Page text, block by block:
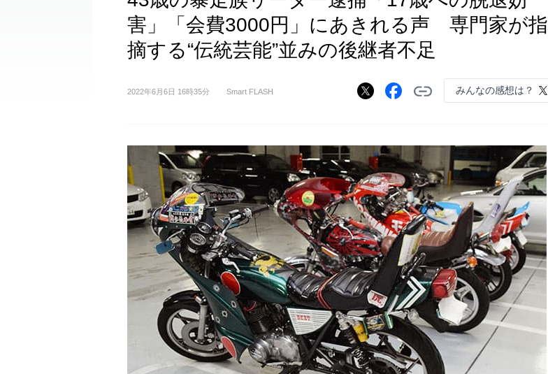
害」「会費3000円」にあきれる声 専門家が指
摘する“伝統芸能”並みの後継者不足
2022年6月6日 16時35分 Smart FLASH みんなの感想は？